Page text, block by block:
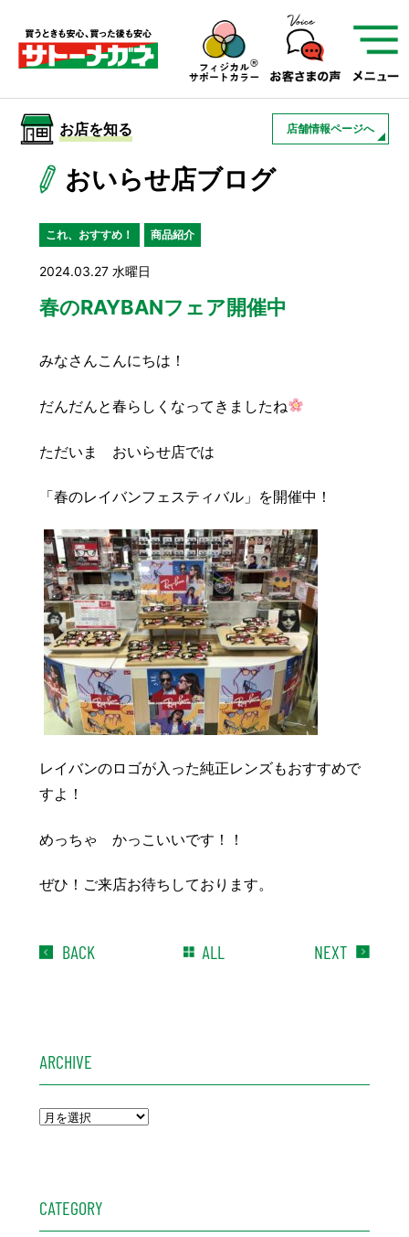
サトーメガネを知る
サトーメガネについて
01 サトーメガネの遠近
検査・フィッティング
アフターサービス
お店を知る
サービスを知る
採用情報 プライバシーポリシー
お店を知る 店舗情報ページへ
おいらせ店ブログ
これ、おすすめ！ 商品紹介
2024.03.27 水曜日
春のRAYBANフェア開催中
みなさんこんにちは！
だんだんと春らしくなってきましたね
ただいま おいらせ店では
「春のレイバンフェスティバル」を開催中！
レイバンのロゴが入った純正レンズもおすすめで
すよ！
めっちゃ かっこいいです！！
ぜひ！ご来店お待ちしております。
BACK ALL NEXT
ARCHIVE
CATEGORY